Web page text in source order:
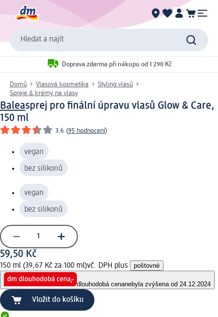
Hledat a najít
Doprava zdarma při nákupu od 1 290 Kč
Domů Vlasová kosmetika
Styling vlasů
Spreje & krémy na vlasy
Baleasprej pro ﬁnální úpravu vlasů Glow & Care,
150 ml
3.6 (95 hodnocení)
vegan
bez silikonů
vegan
bez silikonů
59,50 Kč
150 ml (39,67 Kč za 100 ml)vč. DPH plus poštovné
dlouhodobá cenanebyla zvýšena od 24.12.2024
Vložit do košíku